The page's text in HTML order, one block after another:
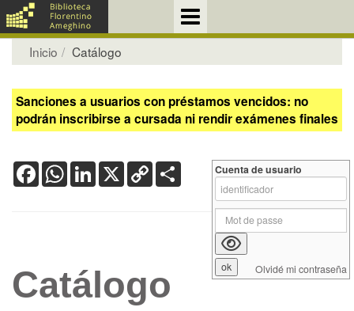
Inicio Catálogo
Sanciones a usuarios con préstamos vencidos: no
podrán inscribirse a cursada ni rendir exámenes finales
FacebookWhatsApp
LinkedIn
X Copy
Link
Catálogo
Cuenta de usuario
Olvidé mi contraseña